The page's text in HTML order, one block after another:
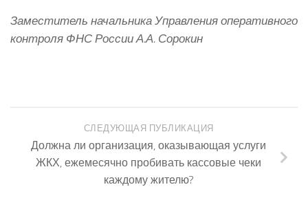
Заместитель начальника Управления оперативного
контроля ФНС России А.А. Сорокин
СЛЕДУЮЩАЯ ПУБЛИКАЦИЯ
Должна ли организация, оказывающая услуги
ЖКХ, ежемесячно пробивать кассовые чеки
каждому жителю?